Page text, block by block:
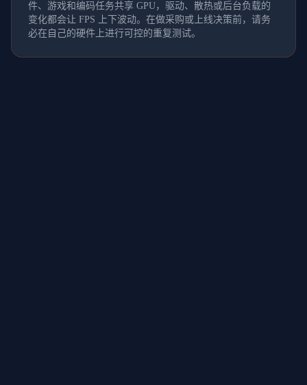
件、游戏和编码任务共享 GPU，驱动、散热或后台负载的
变化都会让 FPS 上下波动。在做采购或上线决策前，请务
必在自己的硬件上进行可控的重复测试。